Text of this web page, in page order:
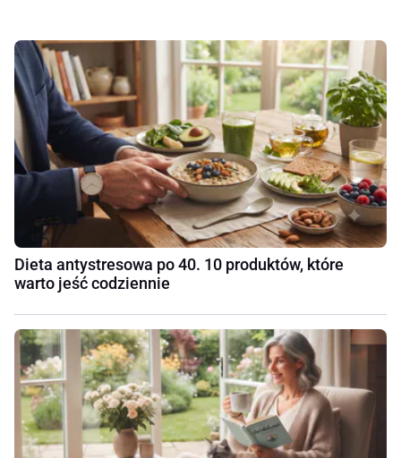
Dieta antystresowa po 40. 10 produktów, które
warto jeść codziennie